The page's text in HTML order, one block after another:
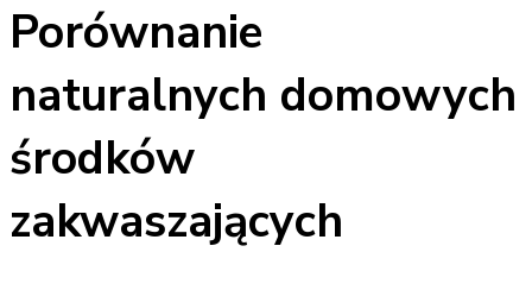
Porównanie
naturalnych domowych
środków
zakwaszających